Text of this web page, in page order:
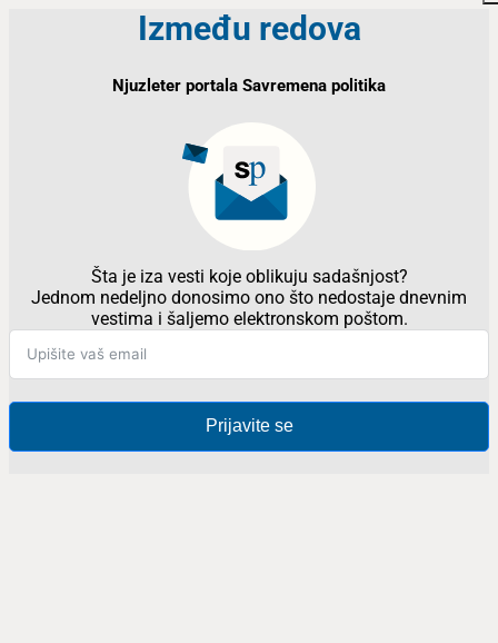
Između redova
Njuzleter portala Savremena politika
Šta je iza vesti koje oblikuju sadašnjost?
Jednom nedeljno donosimo ono što nedostaje dnevnim
vestima i šaljemo elektronskom poštom.
Prijavite se